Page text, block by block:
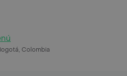
Colombia